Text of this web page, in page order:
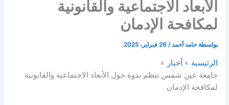
الأبعاد الاجتماعية والقانونية
لمكافحة الإدمان
بواسطة حامد أحمد/ 26 فبراير، 2025
الرئيسية
أخبار
جامعة عين شمس تنظم ندوة حول الأبعاد الاجتماعية والقانونية
لمكافحة الإدمان